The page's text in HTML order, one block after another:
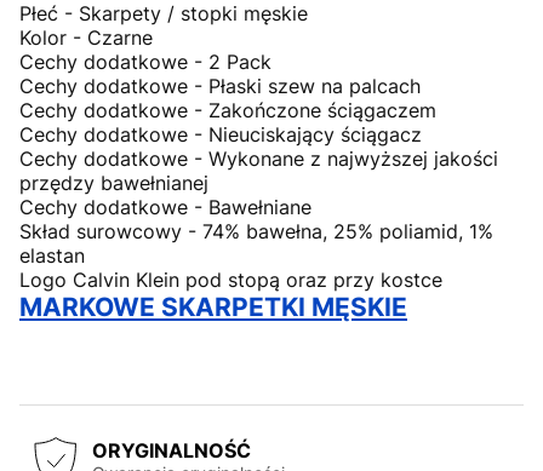
Płeć - Skarpety / stopki męskie
Kolor - Czarne
Cechy dodatkowe - 2 Pack
Cechy dodatkowe - Płaski szew na palcach
Cechy dodatkowe - Zakończone ściągaczem
Cechy dodatkowe - Nieuciskający ściągacz
Cechy dodatkowe - Wykonane z najwyższej jakości
przędzy bawełnianej
Cechy dodatkowe - Bawełniane
Skład surowcowy - 74% bawełna, 25% poliamid, 1%
elastan
Logo Calvin Klein pod stopą oraz przy kostce
MARKOWE SKARPETKI MĘSKIE
ORYGINALNOŚĆ